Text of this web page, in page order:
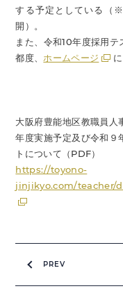
する予定としている（
開）。
また、令和10年度採用
都度、 ホームページ
大阪府豊能地区教職員人
年度実施予定及び令和９
トについて（PDF）
https://toyono-
jinjikyo.com/teacher/
PREV